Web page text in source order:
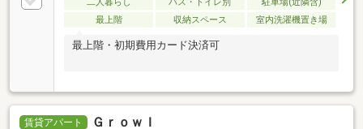
最上階
収納スペース 室内洗濯機置き場
最上階・初期費用カード決済可
賃貸アパート ＧｒｏｗＩ